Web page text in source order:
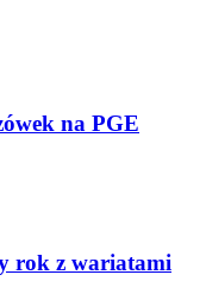
na PGE
rok z wariatami